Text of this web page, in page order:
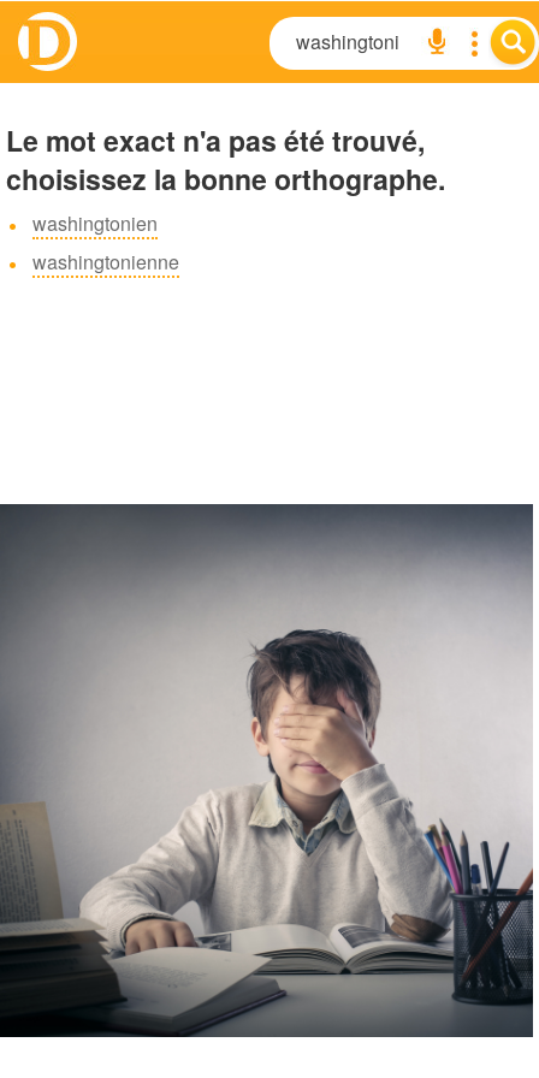
Le mot exact n'a pas été trouvé,
choisissez la bonne orthographe.
washingtonien
washingtonienne